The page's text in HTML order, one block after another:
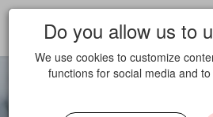
Do you allow us to
We use cookies to customize
functions for social media and